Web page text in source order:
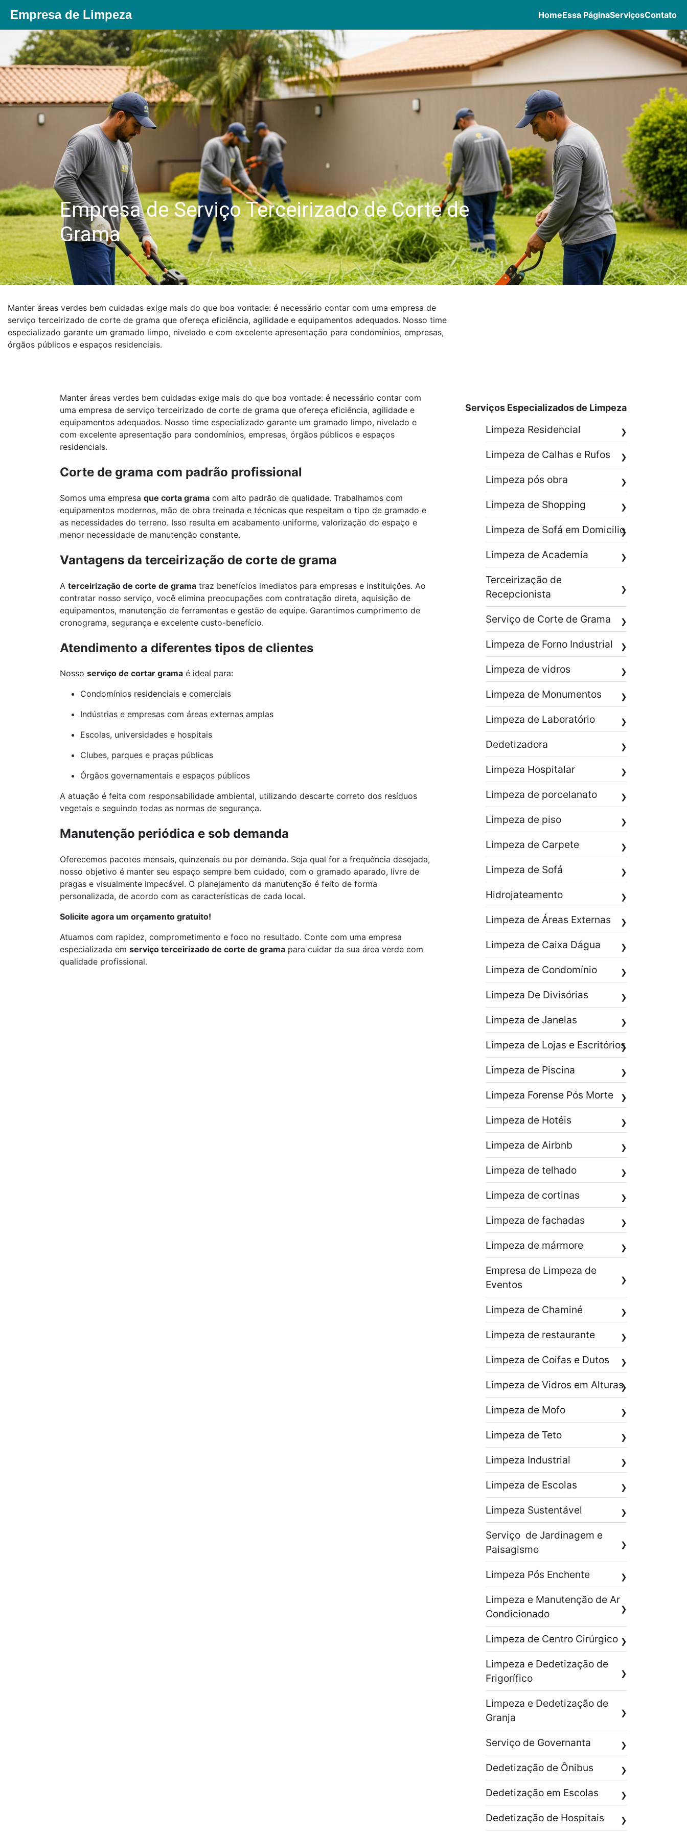
Empresa de Limpeza HomeEssa PáginaServiçosContato
Empresa de Serviço Terceirizado de Corte de
Grama
Manter áreas verdes bem cuidadas exige mais do que boa vontade: é necessário contar com uma empresa de
serviço terceirizado de corte de grama que ofereça eficiência, agilidade e equipamentos adequados. Nosso time
especializado garante um gramado limpo, nivelado e com excelente apresentação para condomínios, empresas,
órgãos públicos e espaços residenciais.
Manter áreas verdes bem cuidadas exige mais do que boa vontade: é necessário contar com
uma empresa de serviço terceirizado de corte de grama que ofereça eficiência, agilidade e
equipamentos adequados. Nosso time especializado garante um gramado limpo, nivelado e
com excelente apresentação para condomínios, empresas, órgãos públicos e espaços
residenciais.
Corte de grama com padrão profissional
Somos uma empresa que corta grama com alto padrão de qualidade. Trabalhamos com
equipamentos modernos, mão de obra treinada e técnicas que respeitam o tipo de gramado e
as necessidades do terreno. Isso resulta em acabamento uniforme, valorização do espaço e
menor necessidade de manutenção constante.
Vantagens da terceirização de corte de grama
A terceirização de corte de grama traz benefícios imediatos para empresas e instituições. Ao
contratar nosso serviço, você elimina preocupações com contratação direta, aquisição de
equipamentos, manutenção de ferramentas e gestão de equipe. Garantimos cumprimento de
cronograma, segurança e excelente custo-benefício.
Atendimento a diferentes tipos de clientes
Nosso serviço de cortar grama é ideal para:
Condomínios residenciais e comerciais
Indústrias e empresas com áreas externas amplas
Escolas, universidades e hospitais
Clubes, parques e praças públicas
Órgãos governamentais e espaços públicos
A atuação é feita com responsabilidade ambiental, utilizando descarte correto dos resíduos
vegetais e seguindo todas as normas de segurança.
Manutenção periódica e sob demanda
Oferecemos pacotes mensais, quinzenais ou por demanda. Seja qual for a frequência desejada,
nosso objetivo é manter seu espaço sempre bem cuidado, com o gramado aparado, livre de
pragas e visualmente impecável. O planejamento da manutenção é feito de forma
personalizada, de acordo com as características de cada local.
Solicite agora um orçamento gratuito!
Atuamos com rapidez, comprometimento e foco no resultado. Conte com uma empresa
especializada em serviço terceirizado de corte de grama para cuidar da sua área verde com
qualidade profissional.
Serviços Especializados de Limpeza
Limpeza Residencial ❯
Limpeza de Calhas e Rufos ❯
Limpeza pós obra ❯
Limpeza de Shopping ❯
Limpeza de Sofá em Domicilio
❯
Limpeza de Academia ❯
Terceirização de
Recepcionista
❯
Serviço de Corte de Grama ❯
Limpeza de Forno Industrial ❯
Limpeza de vidros ❯
Limpeza de Monumentos ❯
Limpeza de Laboratório ❯
Dedetizadora ❯
Limpeza Hospitalar ❯
Limpeza de porcelanato ❯
Limpeza de piso ❯
Limpeza de Carpete ❯
Limpeza de Sofá ❯
Hidrojateamento ❯
Limpeza de Áreas Externas ❯
Limpeza de Caixa Dágua ❯
Limpeza de Condomínio ❯
Limpeza De Divisórias ❯
Limpeza de Janelas ❯
Limpeza de Lojas e Escritórios
❯
Limpeza de Piscina ❯
Limpeza Forense Pós Morte ❯
Limpeza de Hotéis ❯
Limpeza de Airbnb ❯
Limpeza de telhado ❯
Limpeza de cortinas ❯
Limpeza de fachadas ❯
Limpeza de mármore ❯
Empresa de Limpeza de
Eventos
❯
Limpeza de Chaminé ❯
Limpeza de restaurante ❯
Limpeza de Coifas e Dutos ❯
Limpeza de Vidros em Alturas❯
Limpeza de Mofo ❯
Limpeza de Teto ❯
Limpeza Industrial ❯
Limpeza de Escolas ❯
Limpeza Sustentável ❯
Serviço de Jardinagem e
Paisagismo
❯
Limpeza Pós Enchente ❯
Limpeza e Manutenção de Ar
Condicionado
❯
Limpeza de Centro Cirúrgico ❯
Limpeza e Dedetização de
Frigorífico
❯
Limpeza e Dedetização de
Granja
❯
Serviço de Governanta ❯
Dedetização de Ônibus ❯
Dedetização em Escolas ❯
Dedetização de Hospitais ❯